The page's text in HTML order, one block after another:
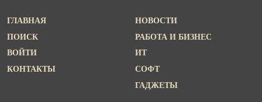
ГЛАВНАЯ
ПОИСК
ВОЙТИ
КОНТАКТЫ
НОВОСТИ
РАБОТА И БИЗНЕС
ИТ
СОФТ
ГАДЖЕТЫ